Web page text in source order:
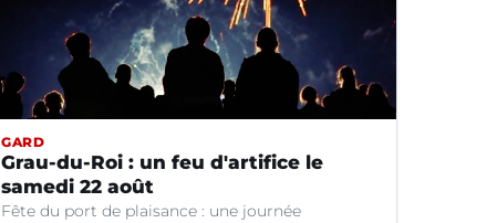
GARD
Grau-du-Roi : un feu d'artifice le
samedi 22 août
Fête du port de plaisance : une journée